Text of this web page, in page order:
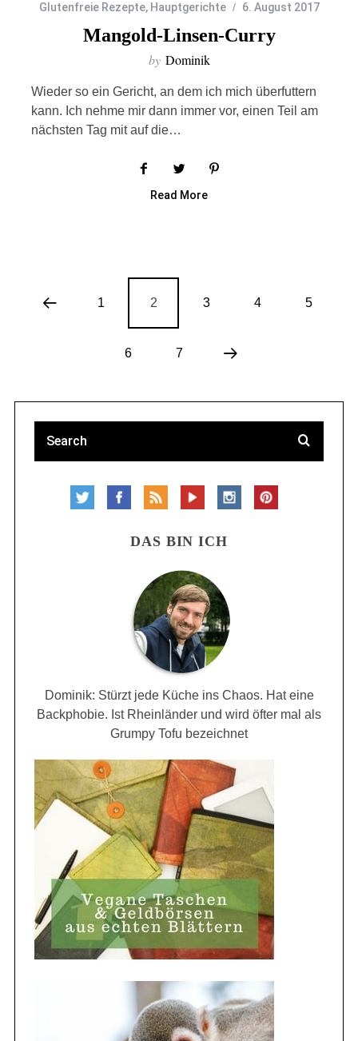
Glutenfreie Rezepte, Hauptgerichte 6. August 2017
Mangold-Linsen-Curry
by Dominik
Wieder so ein Gericht, an dem ich mich überfuttern
kann. Ich nehme mir dann immer vor, einen Teil am
nächsten Tag mit auf die…
Read More
1 2 3 4 5
6 7
DAS BIN ICH
Dominik: Stürzt jede Küche ins Chaos. Hat eine
Backphobie. Ist Rheinländer und wird öfter mal als
Grumpy Tofu bezeichnet